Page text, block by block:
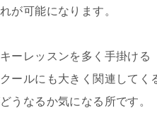
が可能になります。
ーレッスンを多く手掛ける
ールにも大きく関連してく
うなるか気になる所です。